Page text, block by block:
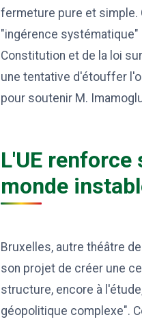
fermeture pure et simple.
"ingérence
Constitution et de la loi
une tentative d'étouffer
pour soutenir M.
L'UE
monde
Bruxelles, autre théâtre
son projet de créer une
structure, encore à
géopolitique complexe".